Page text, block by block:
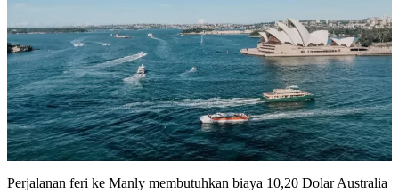
Perjalanan feri ke Manly membutuhkan biaya 10,20 Dolar Australia